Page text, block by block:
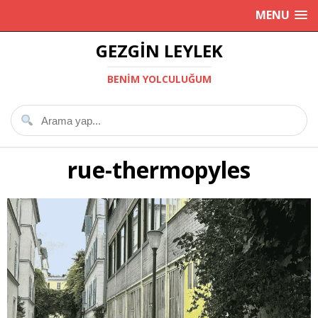
MENU
GEZGIN LEYLEK
BENIM YOLCULUĞUM
rue-thermopyles